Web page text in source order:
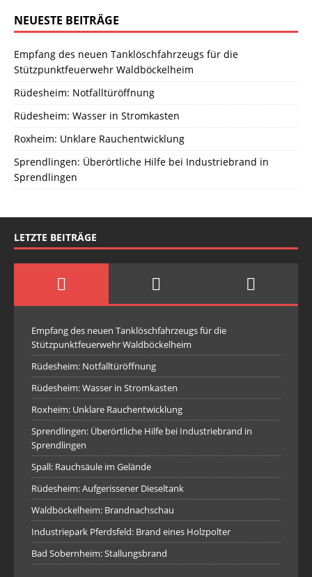
NEUESTE BEITRÄGE
Empfang des neuen Tanklöschfahrzeugs für die
Stützpunktfeuerwehr Waldböckelheim
Rüdesheim: Notfalltüröffnung
Rüdesheim: Wasser in Stromkasten
Roxheim: Unklare Rauchentwicklung
Sprendlingen: Überörtliche Hilfe bei Industriebrand in
Sprendlingen
LETZTE BEITRÄGE
Empfang des neuen Tanklöschfahrzeugs für die
Stützpunktfeuerwehr Waldböckelheim
Rüdesheim: Notfalltüröffnung
Rüdesheim: Wasser in Stromkasten
Roxheim: Unklare Rauchentwicklung
Sprendlingen: Überörtliche Hilfe bei Industriebrand in
Sprendlingen
Spall: Rauchsäule im Gelände
Rüdesheim: Aufgerissener Dieseltank
Waldböckelheim: Brandnachschau
Industriepark Pferdsfeld: Brand eines Holzpolter
Bad Sobernheim: Stallungsbrand